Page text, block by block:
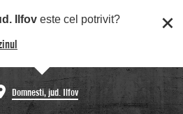
Ilfov este cel potrivit?
Domnesti, jud. Ilfov